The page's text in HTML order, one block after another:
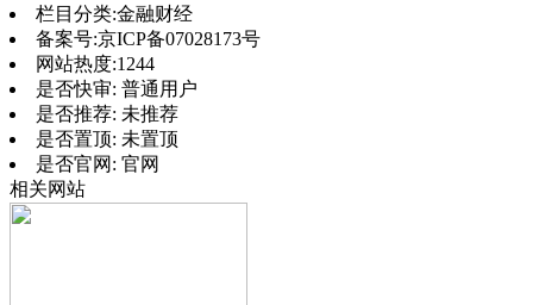
栏目分类:金融财经
备案号:京ICP备07028173号
网站热度:1244
是否快审: 普通用户
是否推荐: 未推荐
是否置顶: 未置顶
是否官网: 官网
相关网站